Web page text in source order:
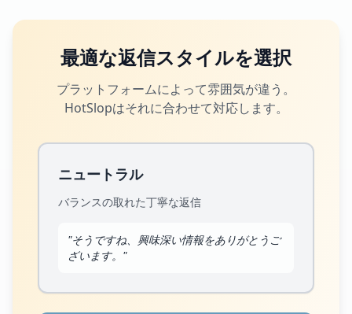
最適な返信スタイルを選択
プラットフォームによって雰囲気が違う。
HotSlopはそれに合わせて対応します。
ニュートラル
バランスの取れた丁寧な返信
"そうですね、興味深い情報をありがとうご
ざいます。 "